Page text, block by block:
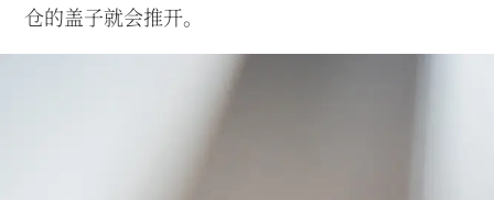
仓的盖子就会推开。